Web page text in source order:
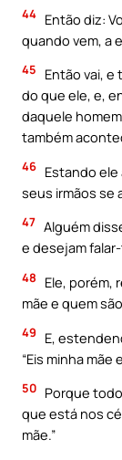
44 Então diz:
quando vem, a
45
Então vai,
do que ele, e,
daquele
também
46 Estando ele
seus irmãos se
47 Alguém
e desejam
48
Ele, porém,
mãe e quem
49
E,
“Eis minha mãe
50 Porque
que está nos
mãe.”